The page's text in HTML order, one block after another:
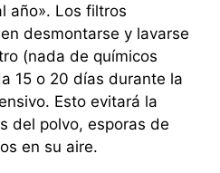
año». Los filtros
desmontarse y lavarse
(nada de químicos
15 o 20 días durante la
Esto evitará la
del polvo, esporas de
en su aire.